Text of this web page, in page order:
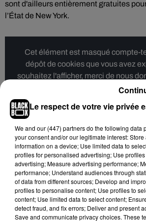
sont d'ailleurs entièrement gratuites
l’État de New York.
Cet élément est masqué compte-
dépôt de cookies que vous avez
souhaitez l'afficher, merci de nous
en cliquant sur le bouton ci-
Afficher l'élément
En plus des cartes de Jay-Z, la
mis en placeune exposition gratuite
Hov", qui rend hommage au rap."Nous
vous annoncer que l’exposition
poursuivra jusqu’en octobre. Passez à
pour voir cette exposition gratuite, ou
pour l’automne", a ainsi écrit la
Le respect de votre vie privée
We and our (447) partnersdo the following data
your consent and/or our legitimate interest:
information on a device; Use limited data to
profiles for personalised advertising; Use
advertising; Measure advertising performance;
performance; Understand audiences through
of data from different sources; Develop and
profiles to personalise content; Use profiles to
content; Use limited data to select content;
detect fraud, and fix errors; Deliver and present
Save and communicate privacy choices. These